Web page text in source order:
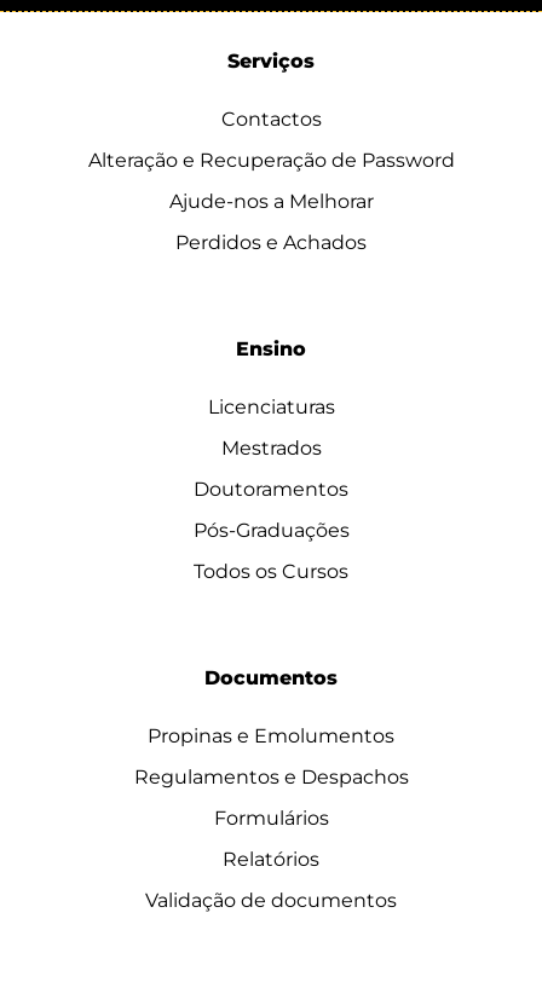
Serviços
Contactos
Alteração e Recuperação de Password
Ajude-nos a Melhorar
Perdidos e Achados
Ensino
Licenciaturas
Mestrados
Doutoramentos
Pós-Graduações
Todos os Cursos
Documentos
Propinas e Emolumentos
Regulamentos e Despachos
Formulários
Relatórios
Validação de documentos